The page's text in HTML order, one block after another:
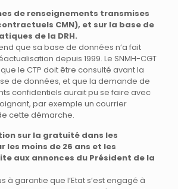
de renseignements transmises
CMN), et sur la base de
de la DRH.
que sa base de données n’a fait
depuis 1999. Le SNMH-CGT
le CTP doit être consulté avant la
de données, et que la demande de
confidentiels aurait pu se faire avec
par exemple un courrier
cette démarche.
sur la gratuité dans les
les moins de 26 ans et les
aux annonces du Président de la
à garantie que l’Etat s’est engagé à